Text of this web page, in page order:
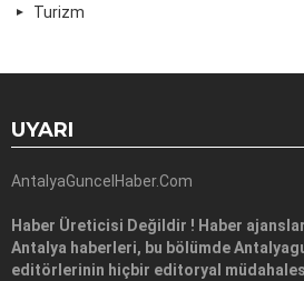
Turizm
UYARI
AntalyaGuncelHaber.Com
Haber Üreticisi Değildir ! Haber
Antalya haberleri, bu bölümde
editörlerinin hiçbir editoryal